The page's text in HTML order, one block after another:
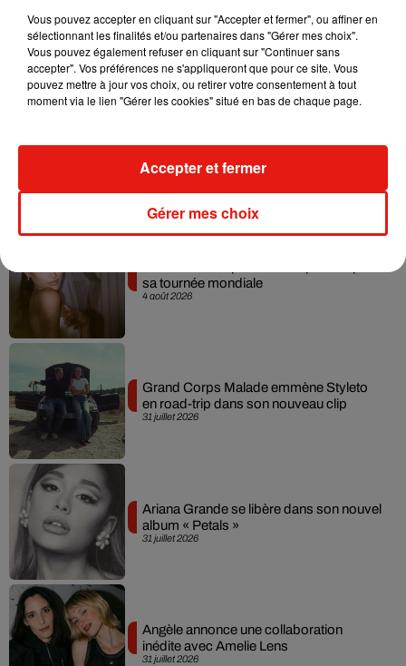
5 août 2026
Benny Blanco invite Selena Gomez et
Becky G sur son nouveau single
4 août 2026
Tiny Desk invite Charlie Puth pour une
live session solaire
4 août 2026
sa tournée mondiale
31 juillet 2026
Grand Corps Malade emmène Styleto
en road-trip dans son nouveau clip
31 juillet 2026
Ariana Grande se libère dans son nouvel
album « Petals »
31 juillet 2026
Angèle annonce une collaboration
inédite avec Amelie Lens
Vous pouvez accepter en cliquant sur "Accepter et fermer", ou affiner en
sélectionnant les finalités et/ou partenaires dans "Gérer mes choix".
Vous pouvez également refuser en cliquant sur "Continuer sans
accepter". Vos préférences ne s'appliqueront que pour ce site. Vous
pouvez mettre à jour vos choix, ou retirer votre consentement à tout
moment via le lien "Gérer les cookies" situé en bas de chaque page.
Gérer mes choix
Accepter et fermer